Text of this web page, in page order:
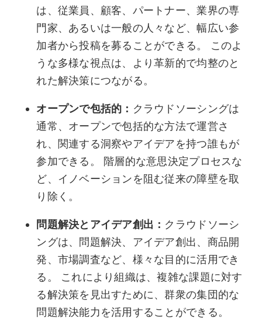
は、従業員、顧客、パートナー、業界の専
門家、あるいは一般の人々など、幅広い参
加者から投稿を募ることができる。 このよ
うな多様な視点は、より革新的で均整のと
れた解決策につながる。
オープンで包括的： クラウドソーシングは
通常、オープンで包括的な方法で運営さ
れ、関連する洞察やアイデアを持つ誰もが
参加できる。 階層的な意思決定プロセスな
ど、イノベーションを阻む従来の障壁を取
り除く。
問題解決とアイデア創出： クラウドソーシ
ングは、問題解決、アイデア創出、商品開
発、市場調査など、様々な目的に活用でき
る。 これにより組織は、複雑な課題に対す
る解決策を見出すために、群衆の集団的な
問題解決能力を活用することができる。